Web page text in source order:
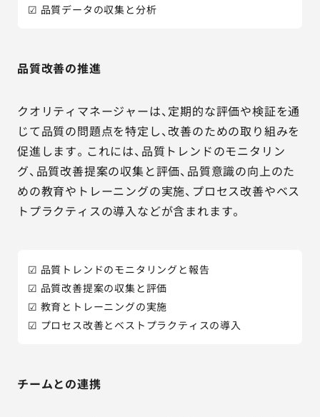
☑ 品質データの収集と分析
品質改善の推進
クオリティマネージャーは、定期的な評価や検証を通
じて品質の問題点を特定し、改善のための取り組みを
促進します。これには、品質トレンドのモニタリン
グ、品質改善提案の収集と評価、品質意識の向上のた
めの教育やトレーニングの実施、プロセス改善やベス
トプラクティスの導入などが含まれます。
☑ 品質トレンドのモニタリングと報告
☑ 品質改善提案の収集と評価
☑ 教育とトレーニングの実施
☑ プロセス改善とベストプラクティスの導入
チームとの連携